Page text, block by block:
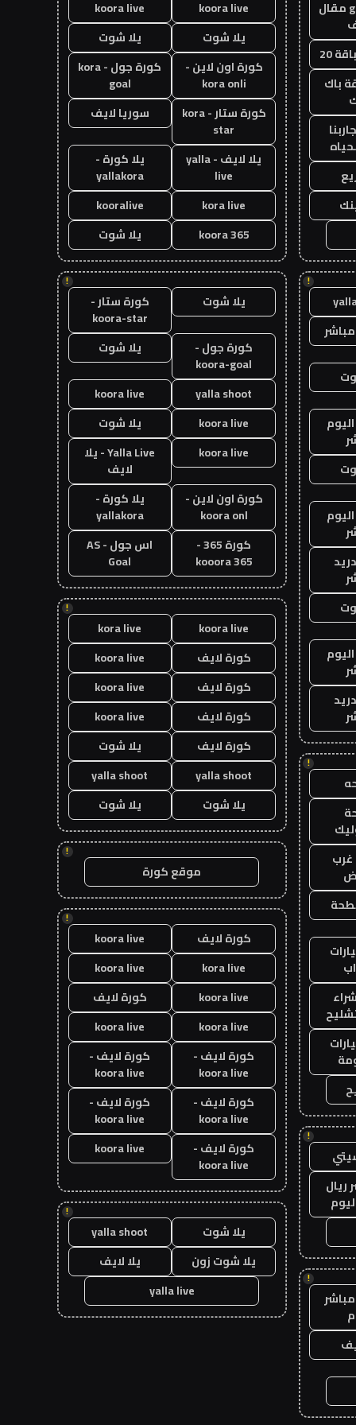
guest post مقال
20
باك
!
!
!
ريال
!
koora live
koora live
يلا شوت
يلا شوت
كورة اون لاين -
kora onli
كورة جول - kora
goal
كورة ستار - kora
star
سوريا لايف
يلا لايف - yalla
live
يلا كورة -
yallakora
kora live
kooralive
koora 365
يلا شوت
!
يلا شوت
كورة ستار -
koora-star
كورة جول -
koora-goal
يلا شوت
yalla shoot
koora live
koora live
يلا شوت
koora live
Yalla Live - يلا
لايف
كورة اون لاين -
koora onl
يلا كورة -
yallakora
كورة 365 -
kooora 365
اس جول - AS
Goal
!
koora live
kora live
كورة لايف
koora live
كورة لايف
koora live
كورة لايف
koora live
كورة لايف
يلا شوت
yalla shoot
yalla shoot
يلا شوت
يلا شوت
!
موقع كورة
!
كورة لايف
koora live
kora live
koora live
koora live
كورة لايف
koora live
koora live
كورة لايف -
koora live
كورة لايف -
koora live
كورة لايف -
koora live
كورة لايف -
koora live
كورة لايف -
koora live
koora live
!
يلا شوت
yalla shoot
يلا شوت زون
يلا لايف
yalla live